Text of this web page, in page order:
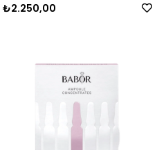
₺2.250,00